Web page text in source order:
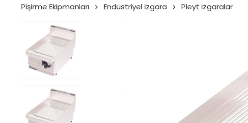
Pişirme Ekipmanları Endüstriyel Izgara Pleyt Izgaralar